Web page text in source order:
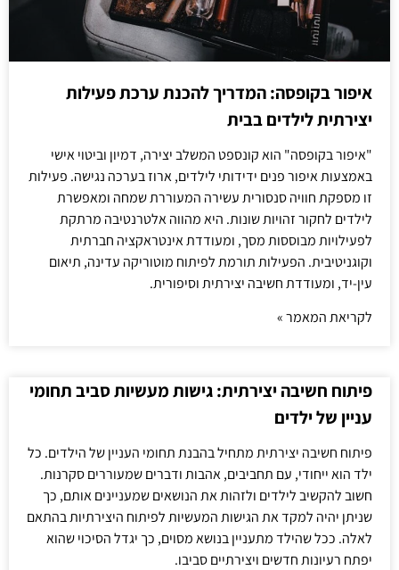
איפור בקופסה: המדריך להכנת ערכת פעילות
יצירתית לילדים בבית
"איפור בקופסה" הוא קונספט המשלב יצירה, דמיון וביטוי אישי
באמצעות איפור פנים ידידותי לילדים, ארוז בערכה נגישה. פעילות
זו מספקת חוויה סנסורית עשירה המעוררת שמחה ומאפשרת
לילדים לחקור זהויות שונות. היא מהווה אלטרנטיבה מרתקת
לפעילויות מבוססות מסך, ומעודדת אינטראקציה חברתית
וקוגניטיבית. הפעילות תורמת לפיתוח מוטוריקה עדינה, תיאום
עין-יד, ומעודדת חשיבה יצירתית וסיפורית.
לקריאת המאמר »
פיתוח חשיבה יצירתית: גישות מעשיות סביב תחומי
עניין של ילדים
פיתוח חשיבה יצירתית מתחיל בהבנת תחומי העניין של הילדים. כל
ילד הוא ייחודי, עם תחביבים, אהבות ודברים שמעוררים סקרנות.
חשוב להקשיב לילדים ולזהות את הנושאים שמעניינים אותם, כך
שניתן יהיה למקד את הגישות המעשיות לפיתוח היצירתיות בהתאם
לאלה. ככל שהילד מתעניין בנושא מסוים, כך יגדל הסיכוי שהוא
יפתח רעיונות חדשים ויצירתיים סביבו.